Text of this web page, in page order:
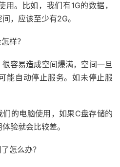
。比如，我们有1G的数据，
间，应该至少有2G。
样？
容易造成空间爆满，空间一旦
能自动停止服务。如未停止服
的电脑使用，如果C盘存储的
验就会比较差。
怎么办？